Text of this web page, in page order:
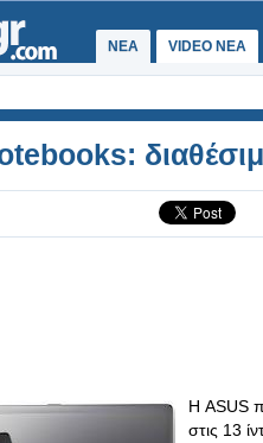
ΝΕΑ VIDEO NEA
Η ASUS
στις 13